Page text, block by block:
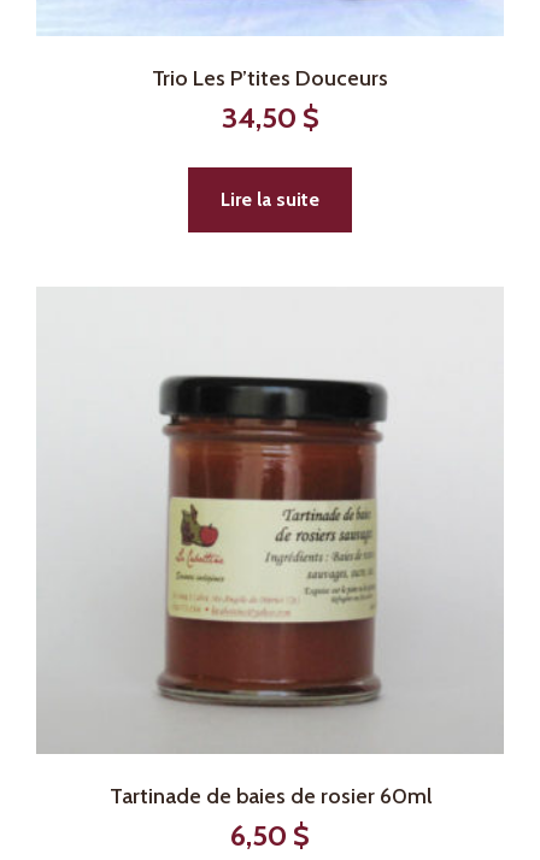
Trio Les P’tites Douceurs
34,50 $
Lire la suite
Tartinade de baies de rosier 60ml
6,50 $